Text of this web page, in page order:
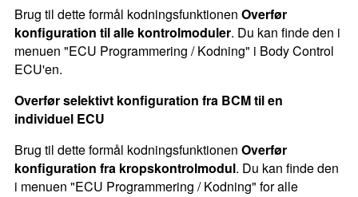
Brug til dette formål kodningsfunktionen Overfør
konfiguration til alle kontrolmoduler. Du kan finde den i
menuen "ECU Programmering / Kodning" i Body Control
ECU'en.
Overfør selektivt konfiguration fra BCM til en
individuel ECU
Brug til dette formål kodningsfunktionen Overfør
konfiguration fra kropskontrolmodul. Du kan finde den
i menuen "ECU Programmering / Kodning" for alle